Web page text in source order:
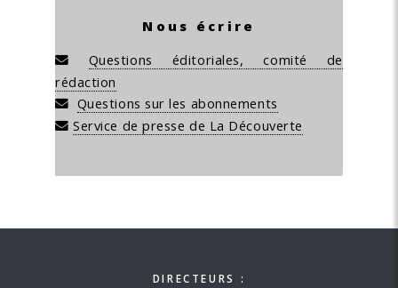
Nous écrire
Questions éditoriales, comité de
rédaction
Questions sur les abonnements
Service de presse de La Découverte
DIRECTEURS :